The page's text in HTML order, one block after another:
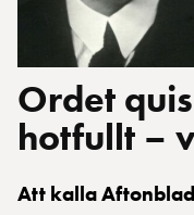
Ordet
hotfullt –
Att kalla